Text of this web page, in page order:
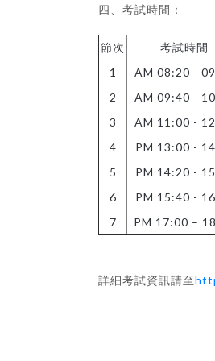
四、考試時間：
節次 考試時間
1
AM 08:20 -
2
AM 09:40 -
3
AM 11:00 -
4
PM 13:00 -
5
PM 14:20 -
6
PM 15:40 -
7
PM 17:00 –
詳細考試資訊請至